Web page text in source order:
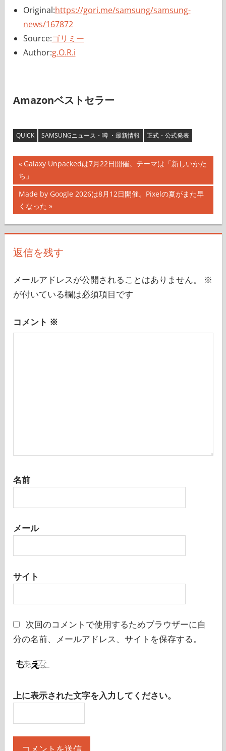
Original:https://gori.me/samsung/samsung-
news/167872
Source:ゴリミー
Author:g.O.R.i
Amazonベストセラー
QUICK SAMSUNGニュース・噂 ・最新情報 正式・公式発表
投
稿
ナ
ビ
ゲ
ー
シ
ョ
ン
前
の
記
事:
Galaxy Unpackedは7月22日開催。テーマは「新しいかた
ち」
次
の
記
Made by Google 2026は8月12日開催。Pixelの夏がまた早
くなった
返信を残す
メールアドレスが公開されることはありません。
※
が付いている欄は必須項目です
コメント ※
名前
メール
サイト
次回のコメントで使用するためブラウザーに自
分の名前、メールアドレス、サイトを保存する。
上に表示された文字を入力してください。